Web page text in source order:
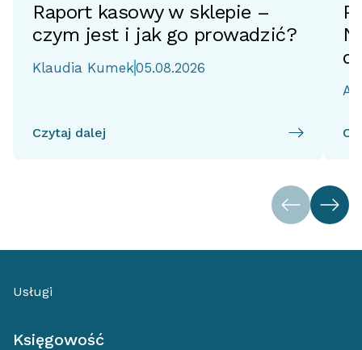
Raport kasowy w sklepie –
czym jest i jak go prowadzić?
Klaudia Kumek05.08.2026
Czytaj dalej
Usługi
Księgowość